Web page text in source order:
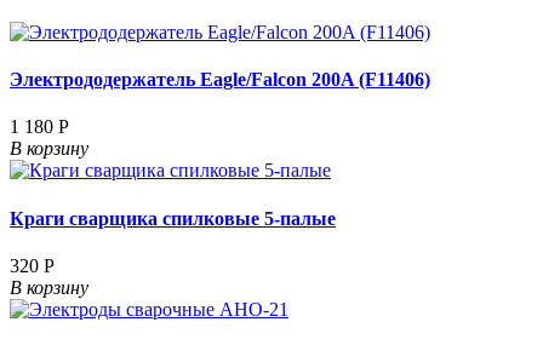
Электрододержатель Eagle/Falcon 200A (F11406)
1 180 Р
В корзину
Краги сварщика спилковые 5-палые
320 Р
В корзину